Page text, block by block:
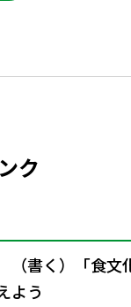
ク
（書く）「食文
よう